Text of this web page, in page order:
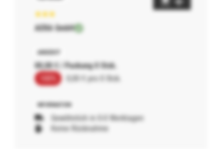
AERA GmbH
00,00 € / Packung 0 Stck.
0,00 € pro 0 Stck.
Gewöhnlich in 0-0 Werktagen
Keine Rücknahme